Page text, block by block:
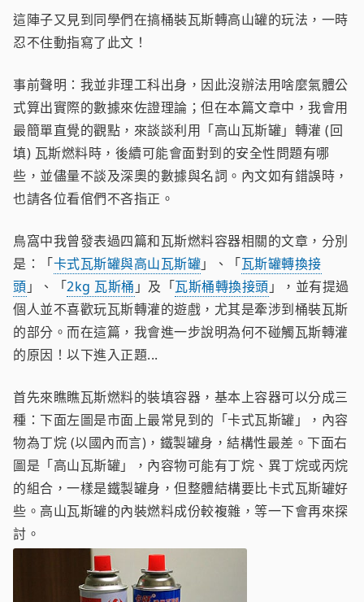
這陣子又見到同學們在搞桶裝瓦斯轉高山罐的玩法，一時
忍不住動指寫了此文！
事前聲明：我並非理工科出身，因此沒辦法用啥麼氣體公
式算出實際的數據來佐證理論；但在本篇文章中，我會用
最簡單直覺的觀點，來談談利用「高山瓦斯罐」轉灌 (回
填) 瓦斯燃料時，後續可能會面對到的安全性問題有哪
些，並儘量不談及深奧的數據與名詞。內文如有錯誤時，
也請各位看倌們不吝指正。
鳥窩中我曾發表過四篇和瓦斯燃料容器相關的文章，分別
是：「卡式瓦斯罐與高山瓦斯罐」、「瓦斯罐轉換接
頭 」、「2kg 瓦斯桶 」及「瓦斯桶轉換接頭 」，並有提過
個人並不喜歡玩瓦斯轉灌的遊戲，尤其是牽涉到桶裝瓦斯
的部分。而在這篇，我會進一步說明為何不碰觸瓦斯轉灌
的原因！以下進入正題...
首先來瞧瞧瓦斯燃料的裝填容器，基本上容器可以分成三
種：下面左圖是市面上最常見到的「卡式瓦斯罐」，內容
物為丁烷 (以國內而言)，鐵製罐身，結構性最差。下面右
圖是「高山瓦斯罐」，內容物可能有丁烷、異丁烷或丙烷
的組合，一樣是鐵製罐身，但整體結構要比卡式瓦斯罐好
些。高山瓦斯罐的內裝燃料成份較複雜，等一下會再來探
討。